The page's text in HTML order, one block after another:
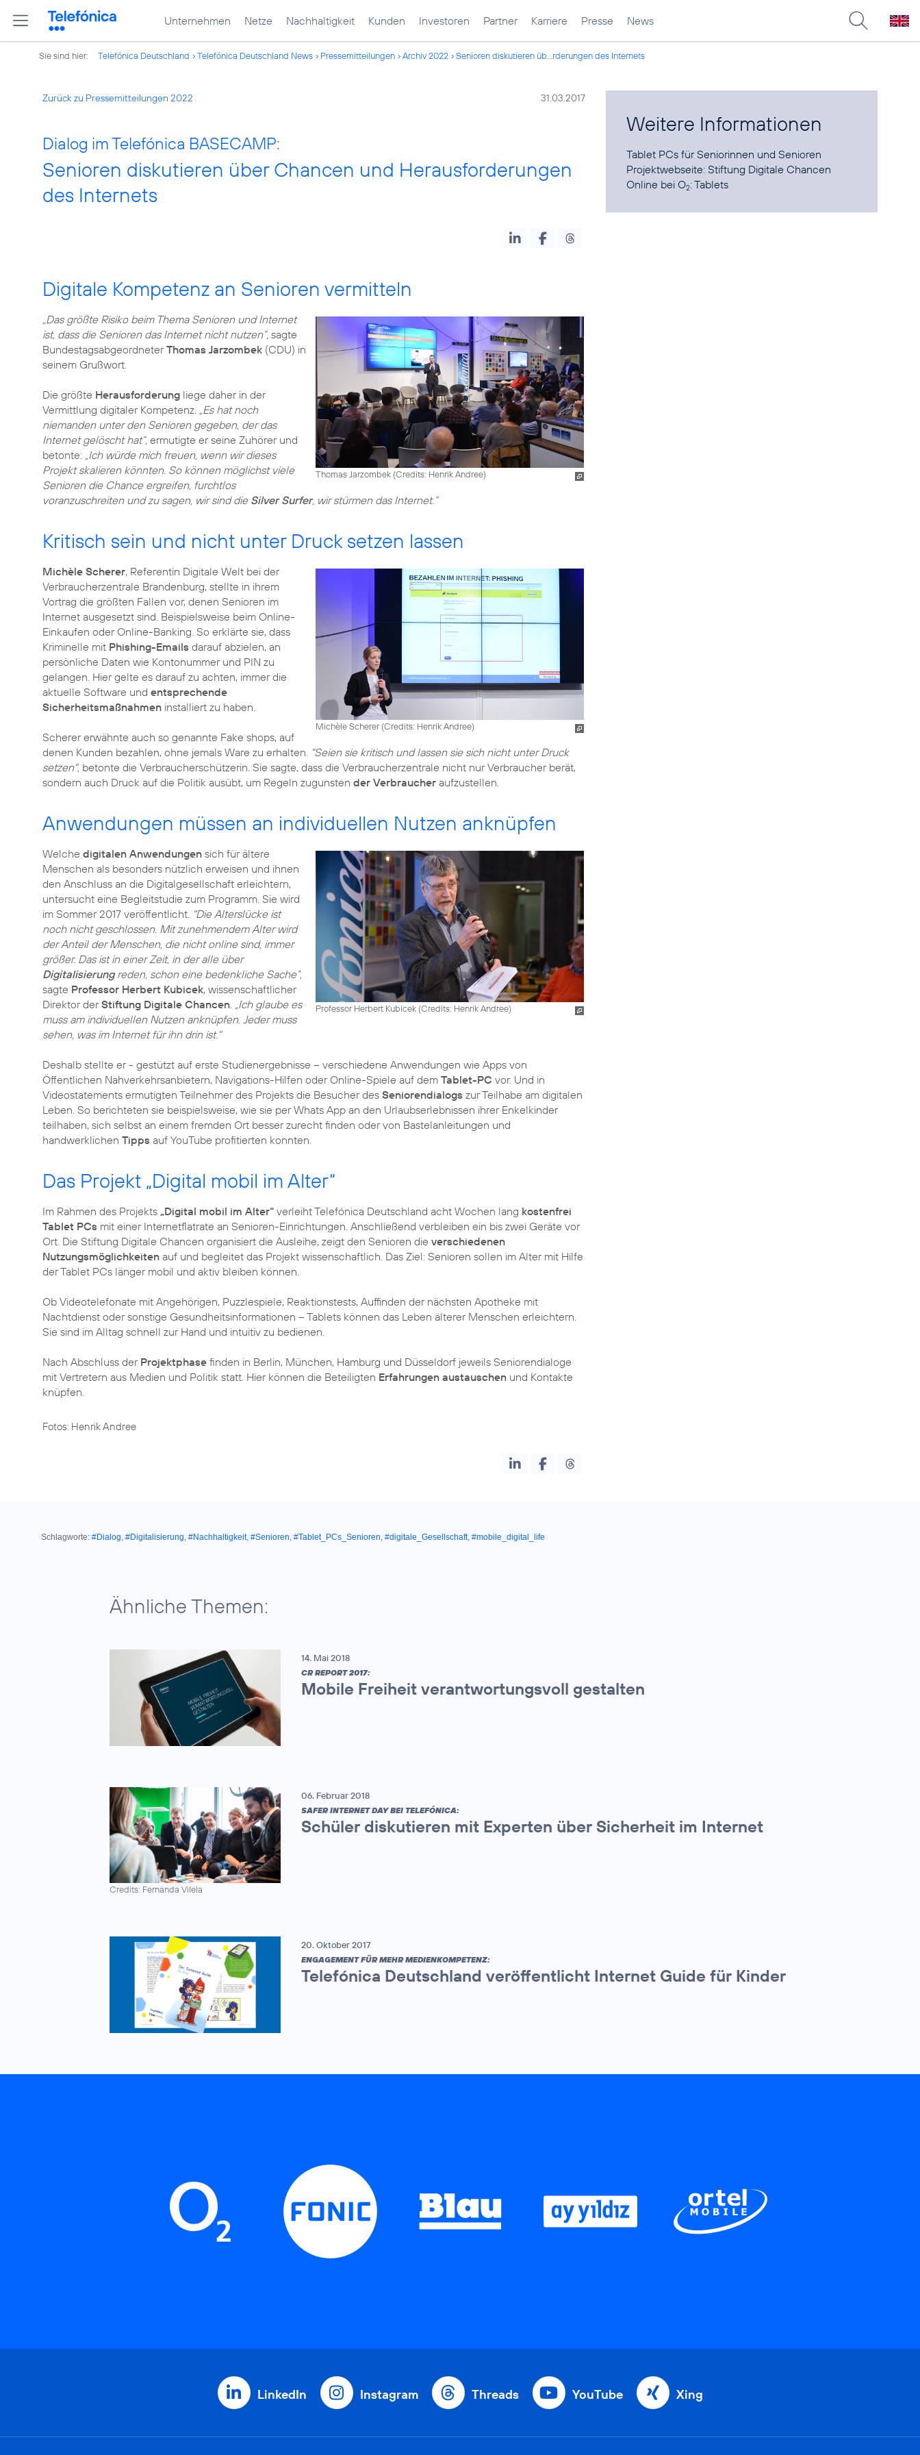
Unternehmen Netze Nachhaltigkeit Kunden Investoren Partner Karriere Presse News
Sie sind hier: Telefónica Deutschland Telefónica Deutschland News Pressemitteilungen Archiv 2022 Senioren diskutieren üb...rderungen des Internets
Zurück zu Pressemitteilungen 2022 31.03.2017
Dialog im Telefónica BASECAMP:
Senioren diskutieren über Chancen und Herausforderungen
des Internets
Digitale Kompetenz an Senioren vermitteln
Thomas Jarzombek (Credits: Henrik Andree)
„Das größte Risiko beim Thema Senioren und Internet
ist, dass die Senioren das Internet nicht nutzen“, sagte
BundestagsabgeordneterThomas Jarzombek (CDU) in
seinem Grußwort.
Die größte Herausforderung liege daher in der
Vermittlung digitaler Kompetenz. „Es hat noch
niemanden unter den Senioren gegeben, der das
Internet gelöscht hat“, ermutigte er seine Zuhörer und
betonte: „Ich würde mich freuen, wenn wir dieses
Projekt skalieren könnten. So können möglichst viele
Senioren die Chance ergreifen, furchtlos
voranzuschreiten und zu sagen, wir sind die Silver Surfer, wir stürmen das Internet.“
Kritisch sein und nicht unter Druck setzen lassen
Michèle Scherer (Credits: Henrik Andree)
Michèle Scherer, Referentin Digitale Welt bei der
Verbraucherzentrale Brandenburg, stellte in ihrem
Vortrag die größten Fallen vor, denen Senioren im
Internet ausgesetzt sind. Beispielsweise beim Online-
Einkaufen oder Online-Banking. So erklärte sie, dass
Kriminelle mit Phishing-Emails darauf abzielen, an
persönliche Daten wie Kontonummer und PIN zu
gelangen. Hier gelte es darauf zu achten, immer die
aktuelle Software und entsprechende
Sicherheitsmaßnahmen installiert zu haben.
Scherer erwähnte auch so genannte Fake shops, auf
denen Kunden bezahlen, ohne jemals Ware zu erhalten. "Seien sie kritisch und lassen sie sich nicht unter Druck
setzen", betonte die Verbraucherschützerin. Sie sagte, dass die Verbraucherzentrale nicht nur Verbraucher berät,
sondern auch Druck auf die Politik ausübt, um Regeln zugunsten der Verbraucher aufzustellen.
Anwendungen müssen an individuellen Nutzen anknüpfen
Professor Herbert Kubicek (Credits: Henrik Andree)
Welche digitalen Anwendungen sich für ältere
Menschen als besonders nützlich erweisen und ihnen
den Anschluss an die Digitalgesellschaft erleichtern,
untersucht eine Begleitstudie zum Programm. Sie wird
im Sommer 2017 veröffentlicht. "Die Alterslücke ist
noch nicht geschlossen. Mit zunehmendem Alter wird
der Anteil der Menschen, die nicht online sind, immer
größer. Das ist in einer Zeit, in der alle über
Digitalisierungreden, schon eine bedenkliche Sache“,
sagte Professor Herbert Kubicek, wissenschaftlicher
Direktor derStiftung Digitale Chancen. „Ich glaube es
muss am individuellen Nutzen anknüpfen. Jeder muss
sehen, was im Internet für ihn drin ist."
Deshalb stellte er - gestützt auf erste Studienergebnisse – verschiedene Anwendungen wie Apps von
Öffentlichen Nahverkehrsanbietern, Navigations-Hilfen oder Online-Spiele auf dem Tablet-PC vor. Und in
Videostatements ermutigten Teilnehmer des Projekts die Besucher des Seniorendialogs zur Teilhabe am digitalen
Leben. So berichteten sie beispielsweise, wie sie per Whats App an den Urlaubserlebnissen ihrer Enkelkinder
teilhaben, sich selbst an einem fremden Ort besser zurecht finden oder von Bastelanleitungen und
handwerklichen Tipps auf YouTube profitierten konnten.
Das Projekt „Digital mobil im Alter“
Im Rahmen des Projekts „Digital mobil im Alter“ verleiht Telefónica Deutschland acht Wochen lang kostenfrei
Tablet PCs mit einer Internetflatrate an Senioren-Einrichtungen. Anschließend verbleiben ein bis zwei Geräte vor
Ort. Die Stiftung Digitale Chancen organisiert die Ausleihe, zeigt den Senioren die verschiedenen
Nutzungsmöglichkeiten auf und begleitet das Projekt wissenschaftlich. Das Ziel: Senioren sollen im Alter mit Hilfe
der Tablet PCs länger mobil und aktiv bleiben können.
Ob Videotelefonate mit Angehörigen, Puzzlespiele, Reaktionstests, Auffinden der nächsten Apotheke mit
Nachtdienst oder sonstige Gesundheitsinformationen – Tablets können das Leben älterer Menschen erleichtern.
Sie sind im Alltag schnell zur Hand und intuitiv zu bedienen.
Nach Abschluss der Projektphase finden in Berlin, München, Hamburg und Düsseldorf jeweils Seniorendialoge
mit Vertretern aus Medien und Politik statt. Hier können die Beteiligten Erfahrungen austauschen und Kontakte
knüpfen.
Fotos: Henrik Andree
Weitere Informationen
Tablet PCs für Seniorinnen und Senioren
Projektwebseite:Stiftung Digitale Chancen
Online bei O2:Tablets
Schlagworte: #Dialog, #Digitalisierung, #Nachhaltigkeit, #Senioren, #Tablet_PCs_Senioren, #digitale_Gesellschaft, #mobile_digital_life
Ähnliche Themen:
14. Mai 2018
CR REPORT 2017:
Mobile Freiheit verantwortungsvoll gestalten
Credits: Fernanda Vilela
06. Februar 2018
SAFER INTERNET DAY BEI TELEFÓNICA:
Schüler diskutieren mit Experten über Sicherheit im Internet
20. Oktober 2017
ENGAGEMENT FÜR MEHR MEDIENKOMPETENZ:
Telefónica Deutschland veröffentlicht Internet Guide für Kinder
LinkedIn Instagram Threads YouTube Xing